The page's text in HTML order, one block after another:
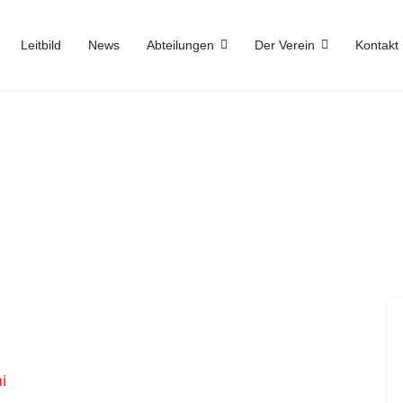
Leitbild News Abteilungen Der Verein Kontakt